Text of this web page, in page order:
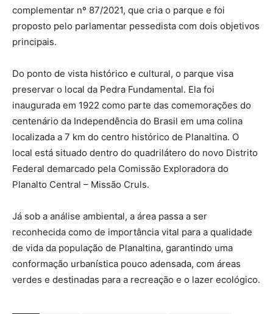
complementar nº 87/2021, que cria o parque e foi
proposto pelo parlamentar pessedista com dois objetivos
principais.
Do ponto de vista histórico e cultural, o parque visa
preservar o local da Pedra Fundamental. Ela foi
inaugurada em 1922 como parte das comemorações do
centenário da Independência do Brasil em uma colina
localizada a 7 km do centro histórico de Planaltina. O
local está situado dentro do quadrilátero do novo Distrito
Federal demarcado pela Comissão Exploradora do
Planalto Central – Missão Cruls.
Já sob a análise ambiental, a área passa a ser
reconhecida como de importância vital para a qualidade
de vida da população de Planaltina, garantindo uma
conformação urbanística pouco adensada, com áreas
verdes e destinadas para a recreação e o lazer ecológico.